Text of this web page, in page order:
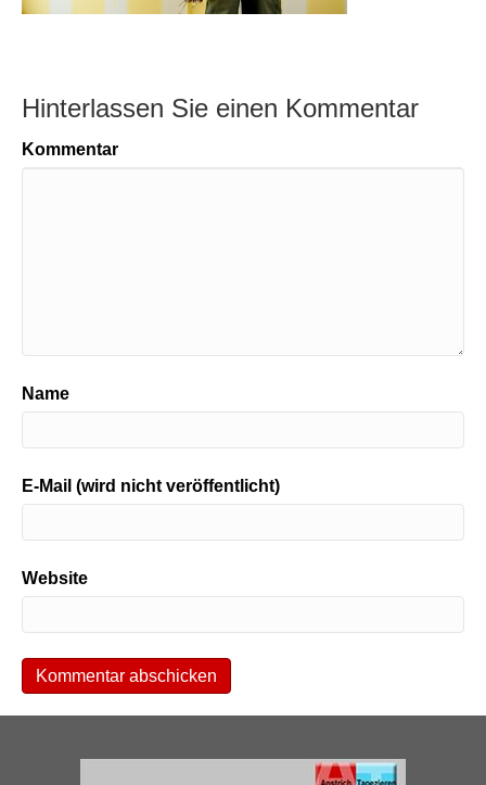
Hinterlassen Sie einen Kommentar
Kommentar
Name
E-Mail (wird nicht veröffentlicht)
Website